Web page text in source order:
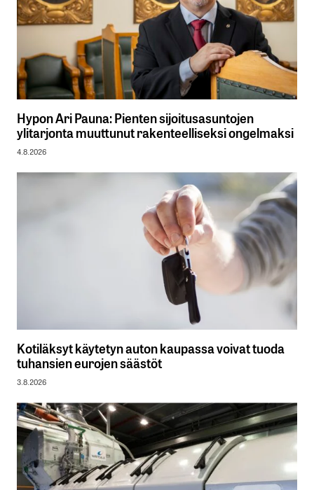
Hypon Ari Pauna: Pienten sijoitusasuntojen
ylitarjonta muuttunut rakenteelliseksi ongelmaksi
4.8.2026
Kotiläksyt käytetyn auton kaupassa voivat tuoda
tuhansien eurojen säästöt
3.8.2026